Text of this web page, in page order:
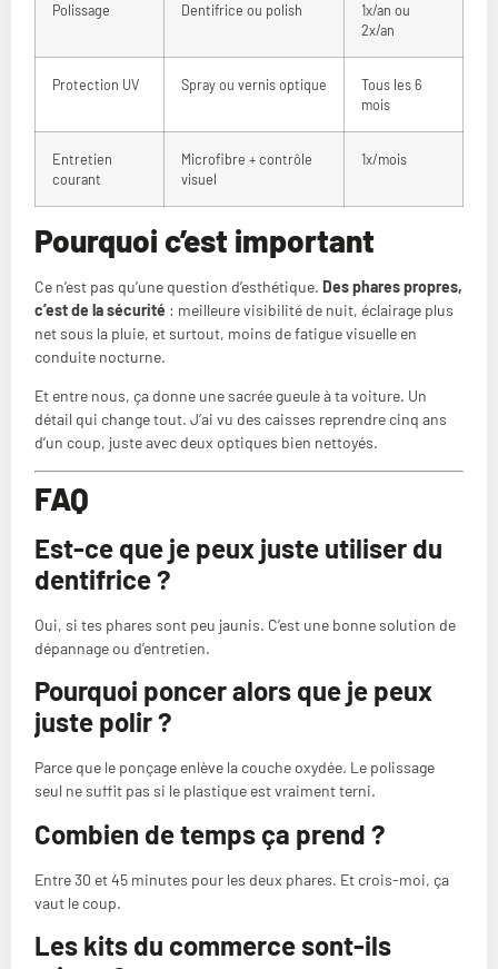
Polissage Dentifrice ou polish
1x/an ou
2x/an
Protection UV Spray ou vernis optique
Tous les 6
mois
Entretien
courant
Microfibre + contrôle
visuel
1x/mois
Pourquoi c’est important
Ce n’est pas qu’une question d’esthétique. Des phares propres,
c’est de la sécurité : meilleure visibilité de nuit, éclairage plus
net sous la pluie, et surtout, moins de fatigue visuelle en
conduite nocturne.
Et entre nous, ça donne une sacrée gueule à ta voiture. Un
détail qui change tout. J’ai vu des caisses reprendre cinq ans
d’un coup, juste avec deux optiques bien nettoyés.
FAQ
Est-ce que je peux juste utiliser du
dentifrice ?
Oui, si tes phares sont peu jaunis. C’est une bonne solution de
dépannage ou d’entretien.
Pourquoi poncer alors que je peux
juste polir ?
Parce que le ponçage enlève la couche oxydée. Le polissage
seul ne suffit pas si le plastique est vraiment terni.
Combien de temps ça prend ?
Entre 30 et 45 minutes pour les deux phares. Et crois-moi, ça
vaut le coup.
Les kits du commerce sont-ils